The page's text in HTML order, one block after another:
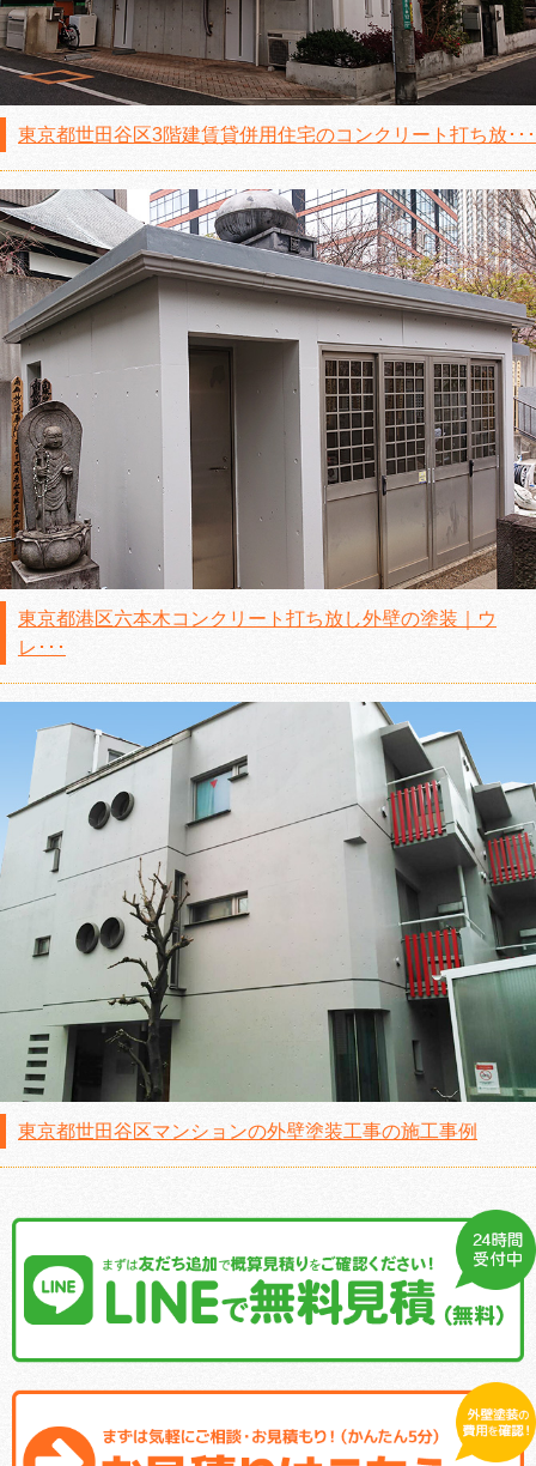
東京都世田谷区3階建賃貸併用住宅のコンクリート打ち放･･･
東京都港区六本木コンクリート打ち放し外壁の塗装｜ウ
レ･･･
東京都世田谷区マンションの外壁塗装工事の施工事例